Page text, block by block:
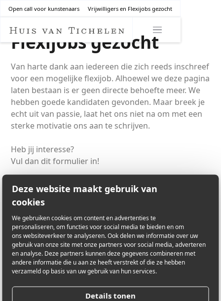
Deze website maakt gebruik van
cookies
We gebruiken cookies om content en advertenties te
personaliseren, om functies voor social media te bieden en om
ons websiteverkeer te analyseren. Ook delen we informatie over uw
gebruik van onze site met onze partners voor social media, adverteren
en analyse. Deze partners kunnen deze gegevens combineren met
andere informatie die u aan ze heeft verstrekt of die ze hebben
verzameld op basis van uw gebruik van hun services.
Details tonen
Open call voor kunstenaars Vrijwilligers en Flexijobs gezocht
Flexijobs gezocht
Van harte dank aan iedereen die zich reeds inschreef
voor een mogelijke flexijob. Alhoewel we deze pagina
laten bestaan is er geen directe behoefte meer. We
hebben goede kandidaten gevonden. Maar breek je
echt uit van passie, laat het ons niet na om met een
sterke motivatie ons aan te schrijven.
Heb jij interesse?
Vul dan dit formulier in!